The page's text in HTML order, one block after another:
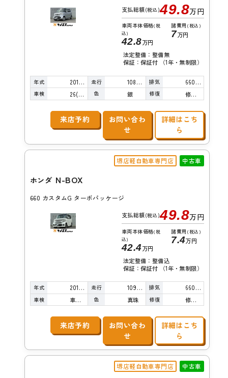
支払総額(税込)49.8万円
車両本体価格(税
込)
42.8万円
諸費用 (税込)
7万円
法定整備：整備無
保証：保証付 （1年・無制限）
年式 2015年 走行 108,000km 排気 660cc
車検 26(R8)/10 色 銀 修復 修復歴無し
来店予約
お問い合わ
せ
詳細はこち
ら
堺店軽自動車専門店 中古車
ホンダ N-BOX
660 カスタムG ターボパッケージ
支払総額(税込)49.8万円
車両本体価格(税
込)
42.4万円
諸費用 (税込)
7.4万円
法定整備：整備込
保証：保証付 （1年・無制限）
年式 2013年 走行 109,000km 排気 660cc
車検 車検整備付 色 真珠 修復 修復歴無し
来店予約
お問い合わ
せ
詳細はこち
ら
堺店軽自動車専門店 中古車